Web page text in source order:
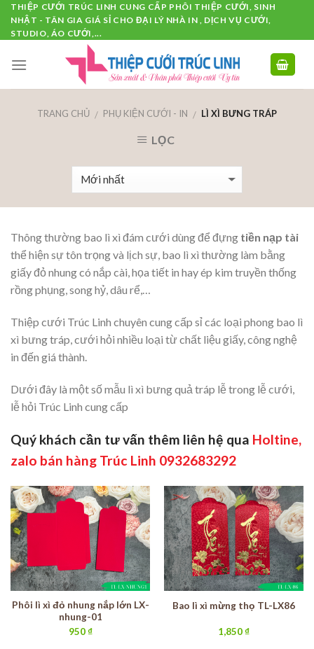
Skip
content
THIỆP CƯỚI TRÚC LINH CUNG CẤP PHÔI THIỆP CƯỚI, SINH
NHẬT - TÂN GIA GIÁ SỈ CHO ĐẠI LÝ NHÀ IN , DỊCH VỤ CƯỚI,
STUDIO, ÁO CƯỚI,...
TRANG CHỦ / PHỤ KIỆN CƯỚI - IN / LÌ XÌ BƯNG TRÁP
LỌC
Thông thường bao lì xì đám cưới dùng để đựng tiền nạp tài
thể hiện sự tôn trọng và lịch sự, bao lì xì thường làm bằng
giấy đỏ nhung có nắp cài, họa tiết in hay ép kim truyền thống
rồng phụng, song hỷ, dâu rể,…
Thiệp cưới Trúc Linh chuyên cung cấp sỉ các loại phong bao lì
xì bưng tráp, cưới hỏi nhiều loại từ chất liệu giấy, công nghệ
in đến giá thành.
Dưới đây là một số mẫu lì xì bưng quả tráp lễ trong lễ cưới,
lễ hỏi Trúc Linh cung cấp
Quý khách cần tư vấn thêm liên hệ qua Holtine,
zalo bán hàng Trúc Linh 0932683292
Phôi lì xì đỏ nhung nắp lớn LX-
nhung-01
950₫
Bao lì xì mừng thọ TL-LX86
1,850₫